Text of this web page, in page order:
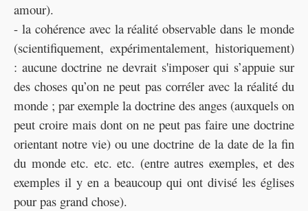
amour).
- la cohérence avec la réalité observable dans le monde
(scientifiquement, expérimentalement, historiquement)
: aucune doctrine ne devrait s'imposer qui s’appuie sur
des choses qu’on ne peut pas corréler avec la réalité du
monde ; par exemple la doctrine des anges (auxquels on
peut croire mais dont on ne peut pas faire une doctrine
orientant notre vie) ou une doctrine de la date de la fin
du monde etc. etc. etc. (entre autres exemples, et des
exemples il y en a beaucoup qui ont divisé les églises
pour pas grand chose).